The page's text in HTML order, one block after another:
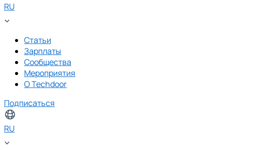
RU
Статьи
Зарплаты
Сообщества
Мероприятия
О Techdoor
Подписаться
RU